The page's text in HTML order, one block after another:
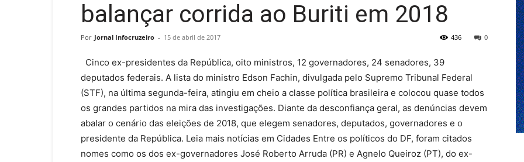
balançar corrida ao Buriti em 2018
Por Jornal Infocruzeiro - 15 de abril de 2017 0
436
Cinco ex-presidentes da República, oito ministros, 12 governadores, 24 senadores, 39
deputados federais. A lista do ministro Edson Fachin, divulgada pelo Supremo Tribunal Federal
(STF), na última segunda-feira, atingiu em cheio a classe política brasileira e colocou quase todos
os grandes partidos na mira das investigações. Diante da desconfiança geral, as denúncias devem
abalar o cenário das eleições de 2018, que elegem senadores, deputados, governadores e o
presidente da República. Leia mais notícias em Cidades Entre os políticos do DF, foram citados
nomes como os dos ex-governadores José Roberto Arruda (PR) e Agnelo Queiroz (PT), do ex-